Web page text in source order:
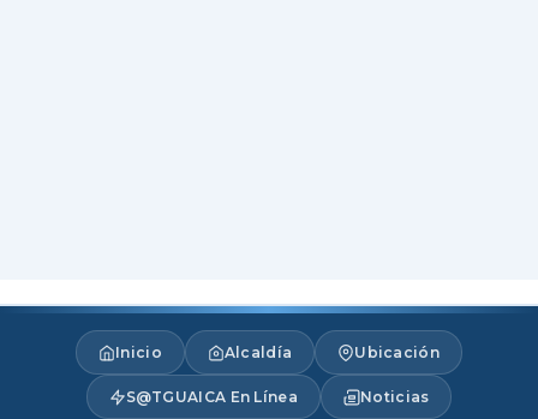
Inicio Alcaldía Ubicación
S@TGUAICA En Línea Noticias